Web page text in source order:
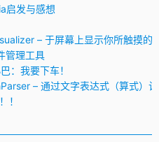
启发与感想
– 于屏幕上显示你所触摸的
管理工具
：我要下车！
– 通过文字表达式（算式）
！